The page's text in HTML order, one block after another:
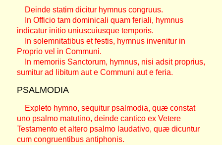
Deinde statim dicitur hymnus congruus.
In Officio tam dominicali quam feriali, hymnus
indicatur initio uniuscuiusque temporis.
In solemnitatibus et festis, hymnus invenitur in
Proprio vel in Communi.
In memoriis Sanctorum, hymnus, nisi adsit proprius,
sumitur ad libitum aut e Communi aut e feria.
PSALMODIA
Expleto hymno, sequitur psalmodia, quæ constat
uno psalmo matutino, deinde cantico ex Vetere
Testamento et altero psalmo laudativo, quæ dicuntur
cum congruentibus antiphonis.